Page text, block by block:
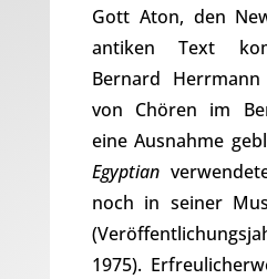
Gott Aton, den
antiken Text
Bernard
von Chören im
eine Ausnahme
Egyptian
noch in seiner
1975).